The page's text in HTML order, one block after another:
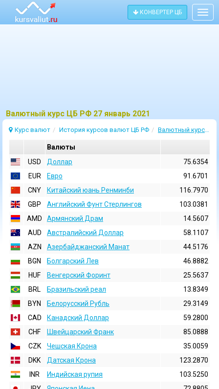
КОНВЕРТЕР ЦБ
Bалютный курс ЦБ РФ 27 январь 2021
Курс валют История курсов валют ЦБ РФ Валютный курс 27 Январь 2021
Валюты
USD
Доллар
75.6354
EUR
Евро
91.6701
CNY
Китайский юань Ренминби
116.7970
GBP
Английский Фунт Стерлингов
103.0381
AMD
Армянский Драм
14.5607
AUD
Австралийский Доллар
58.1107
AZN
Азербайджанский Манат
44.5176
BGN
Болгарский Лев
46.8882
HUF
Венгерский Форинт
25.5637
BRL
Бразильский реал
13.8349
BYN
Белорусский Рубль
29.3149
CAD
Канадский Доллар
59.2800
CHF
Швейцарский Франк
85.0888
CZK
Чешская Крона
35.0059
DKK
Датская Крона
123.2870
INR
Индийская pупия
103.5250